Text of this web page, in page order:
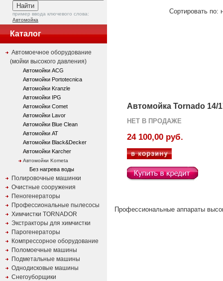
пример ввода ключевого слова:
Автомойка
Каталог
Автомоечное оборудование
(мойки высокого давления)
Автомойки ACG
Автомойки Portotecnica
Автомойки Kranzle
Автомойки IPG
Автомойки Comet
Автомойки Lavor
Автомойки Blue Clean
Автомойки AT
Автомойки Black&Decker
Автомойки Karcher
Автомойки Kometa
Без нагрева воды
Полировочные машинки
Очистные сооружения
Пеногенераторы
Профессиональные пылесосы
Химчистки TORNADOR
Экстракторы для химчистки
Парогенераторы
Компрессорное оборудование
Поломоечные машины
Подметальные машины
Однодисковые машины
Снегоуборщики
Сортировать по:
Автомойка Tornado 14/
НЕТ В ПРОДАЖЕ
24 100,00 руб.
Профессиональные аппараты